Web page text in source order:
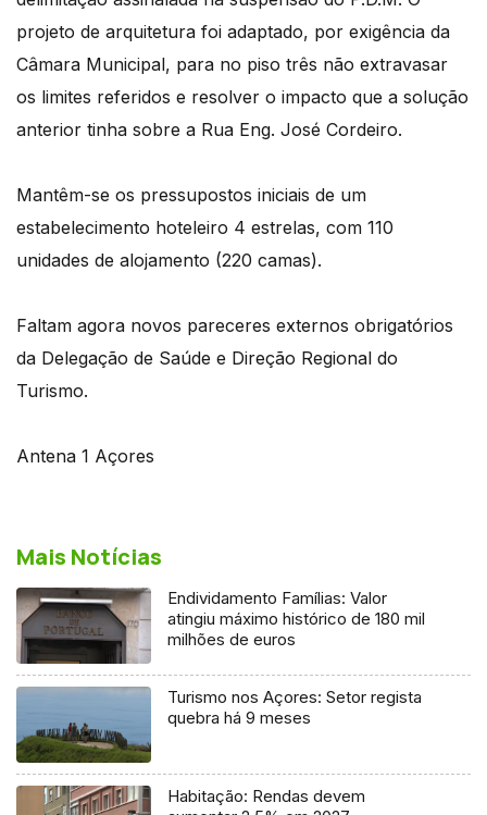
projeto de arquitetura foi adaptado, por exigência da
Câmara Municipal, para no piso três não extravasar
os limites referidos e resolver o impacto que a solução
anterior tinha sobre a Rua Eng. José Cordeiro.
Mantêm-se os pressupostos iniciais de um
estabelecimento hoteleiro 4 estrelas, com 110
unidades de alojamento (220 camas).
Faltam agora novos pareceres externos obrigatórios
da Delegação de Saúde e Direção Regional do
Turismo.
Antena 1 Açores
Mais Notícias
Endividamento Famílias: Valor
atingiu máximo histórico de 180 mil
milhões de euros
Turismo nos Açores: Setor regista
quebra há 9 meses
Habitação: Rendas devem